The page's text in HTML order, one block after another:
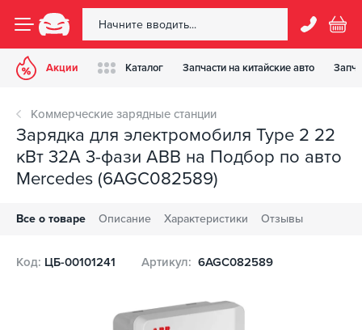
Акции Каталог Запчасти на китайские авто
Коммерческие зарядные станции
Зарядка для электромобиля Type 2 22
кВт 32A 3-фази ABB на Подбор по авто
Mercedes (6AGC082589)
Все о товаре Описание Характеристики Отзывы
Код: ЦБ-00101241 Артикул: 6AGC082589